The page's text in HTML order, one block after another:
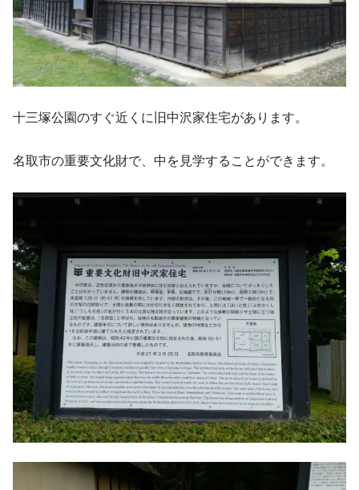
十三塚公園のすぐ近くに旧中沢家住宅があります。
名取市の重要文化財で、中を見学することができます。